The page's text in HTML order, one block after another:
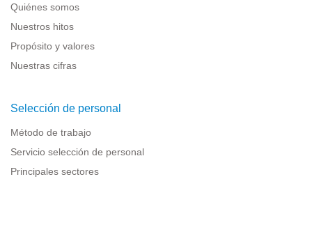
Quiénes somos
Nuestros hitos
Propósito y valores
Nuestras cifras
Selección de personal
Método de trabajo
Servicio selección de personal
Principales sectores